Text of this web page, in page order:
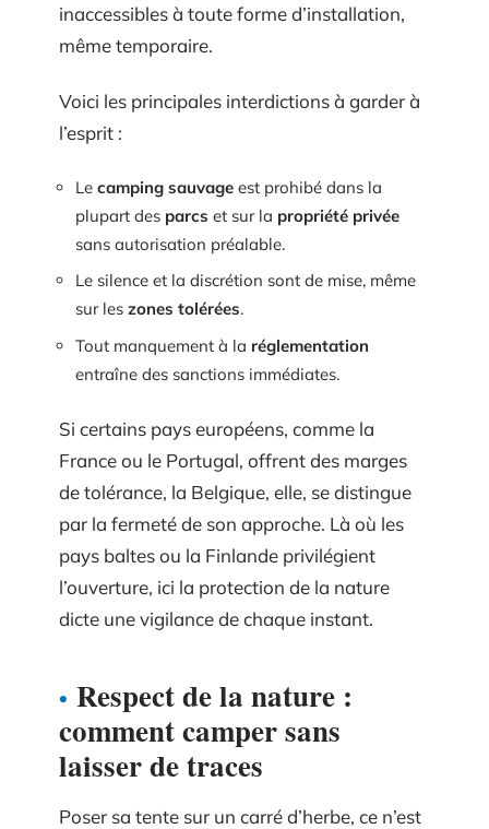
inaccessibles à toute forme d’installation,
même temporaire.
Voici les principales interdictions à garder à
l’esprit :
Le camping sauvage est prohibé dans la
plupart des parcs et sur la propriété privée
sans autorisation préalable.
Le silence et la discrétion sont de mise, même
sur les zones tolérées.
Tout manquement à la réglementation
entraîne des sanctions immédiates.
Si certains pays européens, comme la
France ou le Portugal, offrent des marges
de tolérance, la Belgique, elle, se distingue
par la fermeté de son approche. Là où les
pays baltes ou la Finlande privilégient
l’ouverture, ici la protection de la nature
dicte une vigilance de chaque instant.
Respect de la nature :
comment camper sans
laisser de traces
Poser sa tente sur un carré d’herbe, ce n’est